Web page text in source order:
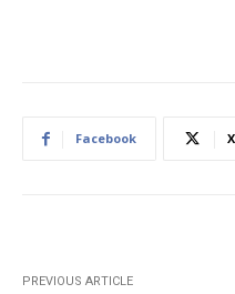
Facebook X
PREVIOUS ARTICLE